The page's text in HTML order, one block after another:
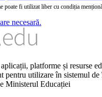
poate fi utilizat liber cu condiția
necesară.
platforme și resurse
pentru utilizare în sistemul de
Ministerul Educației